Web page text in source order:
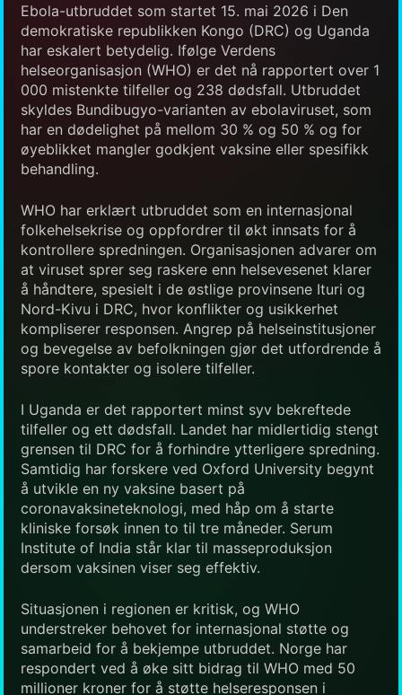
Ebola-utbruddet som startet 15. mai 2026 i Den
demokratiske republikken Kongo (DRC) og Uganda
har eskalert betydelig. Ifølge Verdens
helseorganisasjon (WHO) er det nå rapportert over 1
000 mistenkte tilfeller og 238 dødsfall. Utbruddet
skyldes Bundibugyo-varianten av ebolaviruset, som
har en dødelighet på mellom 30 % og 50 % og for
øyeblikket mangler godkjent vaksine eller spesifikk
behandling.
WHO har erklært utbruddet som en internasjonal
folkehelsekrise og oppfordrer til økt innsats for å
kontrollere spredningen. Organisasjonen advarer om
at viruset sprer seg raskere enn helsevesenet klarer
å håndtere, spesielt i de østlige provinsene Ituri og
Nord-Kivu i DRC, hvor konflikter og usikkerhet
kompliserer responsen. Angrep på helseinstitusjoner
og bevegelse av befolkningen gjør det utfordrende å
spore kontakter og isolere tilfeller.
I Uganda er det rapportert minst syv bekreftede
tilfeller og ett dødsfall. Landet har midlertidig stengt
grensen til DRC for å forhindre ytterligere spredning.
Samtidig har forskere ved Oxford University begynt
å utvikle en ny vaksine basert på
coronavaksineteknologi, med håp om å starte
kliniske forsøk innen to til tre måneder. Serum
Institute of India står klar til masseproduksjon
dersom vaksinen viser seg effektiv.
Situasjonen i regionen er kritisk, og WHO
understreker behovet for internasjonal støtte og
samarbeid for å bekjempe utbruddet. Norge har
respondert ved å øke sitt bidrag til WHO med 50
millioner kroner for å støtte helseresponsen i